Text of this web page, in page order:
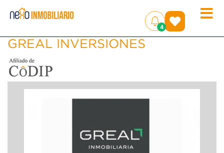
Toggle
4
()
GREAL INVERSIONES